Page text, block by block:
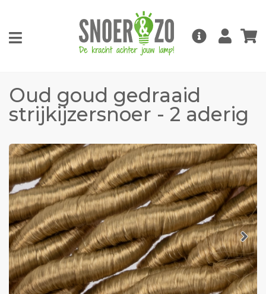
Oud goud gedraaid
strijkijzersnoer - 2 aderig